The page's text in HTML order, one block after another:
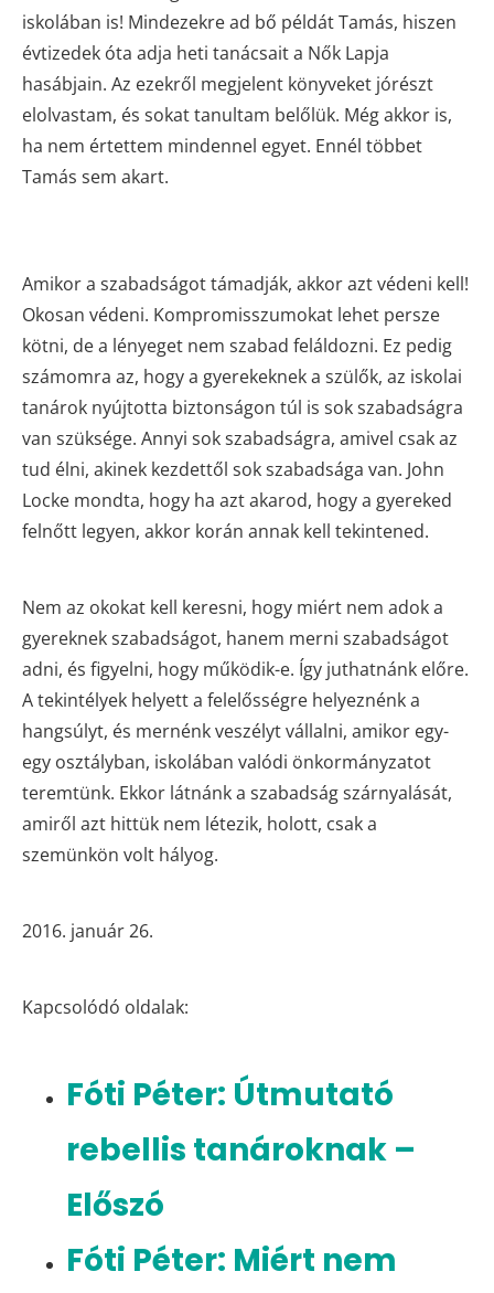
iskolában is! Mindezekre ad bő példát Tamás, hiszen
évtizedek óta adja heti tanácsait a Nők Lapja
hasábjain. Az ezekről megjelent könyveket jórészt
elolvastam, és sokat tanultam belőlük. Még akkor is,
ha nem értettem mindennel egyet. Ennél többet
Tamás sem akart.
Amikor a szabadságot támadják, akkor azt védeni kell!
Okosan védeni. Kompromisszumokat lehet persze
kötni, de a lényeget nem szabad feláldozni. Ez pedig
számomra az, hogy a gyerekeknek a szülők, az iskolai
tanárok nyújtotta biztonságon túl is sok szabadságra
van szüksége. Annyi sok szabadságra, amivel csak az
tud élni, akinek kezdettől sok szabadsága van. John
Locke mondta, hogy ha azt akarod, hogy a gyereked
felnőtt legyen, akkor korán annak kell tekintened.
Nem az okokat kell keresni, hogy miért nem adok a
gyereknek szabadságot, hanem merni szabadságot
adni, és figyelni, hogy működik-e. Így juthatnánk előre.
A tekintélyek helyett a felelősségre helyeznénk a
hangsúlyt, és mernénk veszélyt vállalni, amikor egy-
egy osztályban, iskolában valódi önkormányzatot
teremtünk. Ekkor látnánk a szabadság szárnyalását,
amiről azt hittük nem létezik, holott, csak a
szemünkön volt hályog.
2016. január 26.
Kapcsolódó oldalak:
Fóti Péter: Útmutató
rebellis tanároknak –
Előszó
Fóti Péter: Miért nem